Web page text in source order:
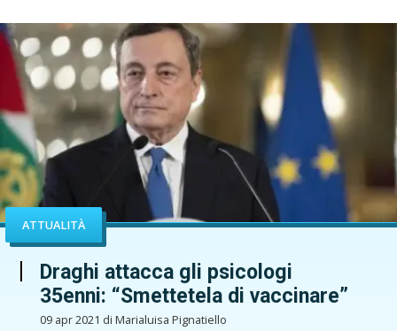
ATTUALITÀ
Draghi attacca gli psicologi
35enni: “Smettetela di vaccinare”
09 apr 2021 di Marialuisa Pignatiello